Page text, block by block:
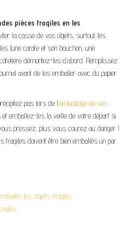
pièces fragiles en les
la casse de vos objets, surtout les
(une carafe et son bouchon, une
démontez-les d’abord. Remplissez
avant de les emballer avec du papier
pas lors de l’emballage de vos
emballez-les la veille de votre départ si
pressez, plus vous courez au danger !
fragiles doivent être bien emballés un par
les objets fragiles